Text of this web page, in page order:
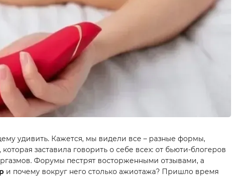
удивить. Кажется, мы видели все – разные формы,
заставила говорить о себе всех: от бьюти-блогеров
Форумы пестрят восторженными отзывами, а
и почему вокруг него столько ажиотажа? Пришло время